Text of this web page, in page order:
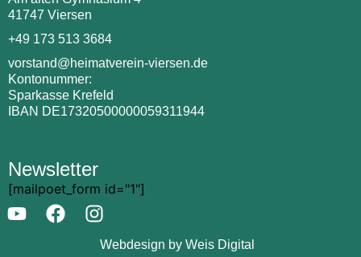
41747 Viersen
+49 173 513 3684
vorstand@heimatverein-viersen.de
Kontonummer:
Sparkasse Krefeld
IBAN DE17320500000059311944
Newsletter
[mailpoet_form id="1"]
Webdesign by Weis Digital